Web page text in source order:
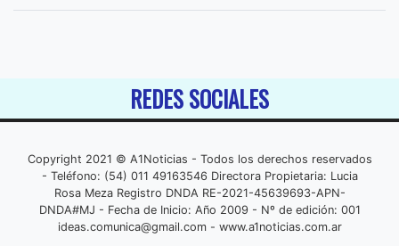
REDES SOCIALES
Copyright 2021 © A1Noticias - Todos los derechos reservados
- Teléfono: (54) 011 49163546 Directora Propietaria: Lucia
Rosa Meza Registro DNDA RE-2021-45639693-APN-
DNDA#MJ - Fecha de Inicio: Año 2009 - Nº de edición: 001
ideas.comunica@gmail.com- www.a1noticias.com.ar